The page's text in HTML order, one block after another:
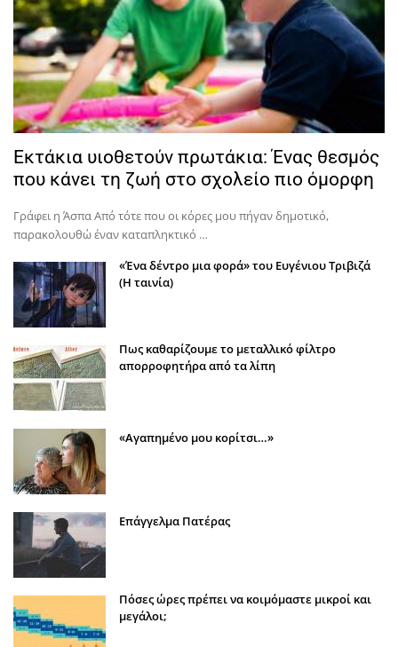
Εκτάκια υιοθετούν πρωτάκια: Ένας θεσμός
που κάνει τη ζωή στο σχολείο πιο όμορφη
Γράφει η Άσπα Από τότε που οι κόρες μου πήγαν δημοτικό,
παρακολουθώ έναν καταπληκτικό …
«Ένα δέντρο μια φορά» του Ευγένιου Τριβιζά
(Η ταινία)
Πως καθαρίζουμε το μεταλλικό φίλτρο
απορροφητήρα από τα λίπη
«Αγαπημένο μου κορίτσι…»
Επάγγελμα Πατέρας
Πόσες ώρες πρέπει να κοιμόμαστε μικροί και
μεγάλοι;